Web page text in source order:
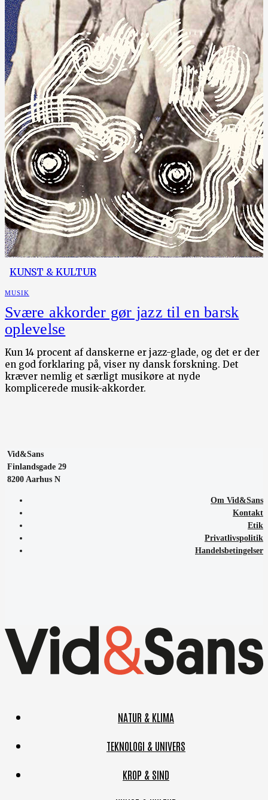
KUNST & KULTUR
MUSIK
Svære akkorder gør jazz til en barsk
oplevelse
Kun 14 procent af danskerne er jazz-glade, og det er der
en god forklaring på, viser ny dansk forskning. Det
kræver nemlig et særligt musikøre at nyde
komplicerede musik-akkorder.
Vid&Sans
Finlandsgade 29
8200 Aarhus N
Om Vid&Sans
Kontakt
Etik
Privatlivspolitik
Handelsbetingelser
NATUR & KLIMA
TEKNOLOGI & UNIVERS
KROP & SIND